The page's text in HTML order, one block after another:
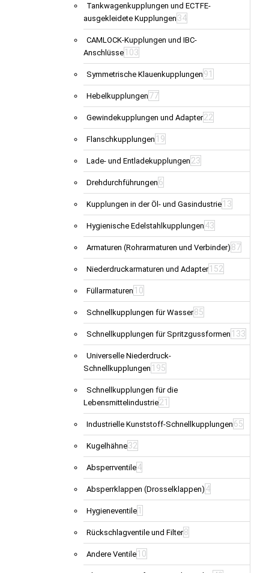
Tankwagenkupplungen und ECTFE-
ausgekleidete Kupplungen 34
CAMLOCK-Kupplungen und IBC-
Anschlüsse 103
Symmetrische Klauenkupplungen 91
Hebelkupplungen 77
Gewindekupplungen und Adapter22
Flanschkupplungen 19
Lade- und Entladekupplungen 23
Drehdurchführungen 6
Kupplungen in der Öl- und Gasindustrie 13
Hygienische Edelstahlkupplungen 43
Armaturen (Rohrarmaturen und Verbinder) 87
Niederdruckarmaturen und Adapter 152
Füllarmaturen 10
Schnellkupplungen für Wasser85
Schnellkupplungen für Spritzgussformen 133
Universelle Niederdruck-
Schnellkupplungen 195
Schnellkupplungen für die
Lebensmittelindustrie21
Industrielle Kunststoff-Schnellkupplungen 65
Kugelhähne32
Absperrventile4
Absperrklappen (Drosselklappen) 4
Hygieneventile 1
Rückschlagventile und Filter8
Andere Ventile 10